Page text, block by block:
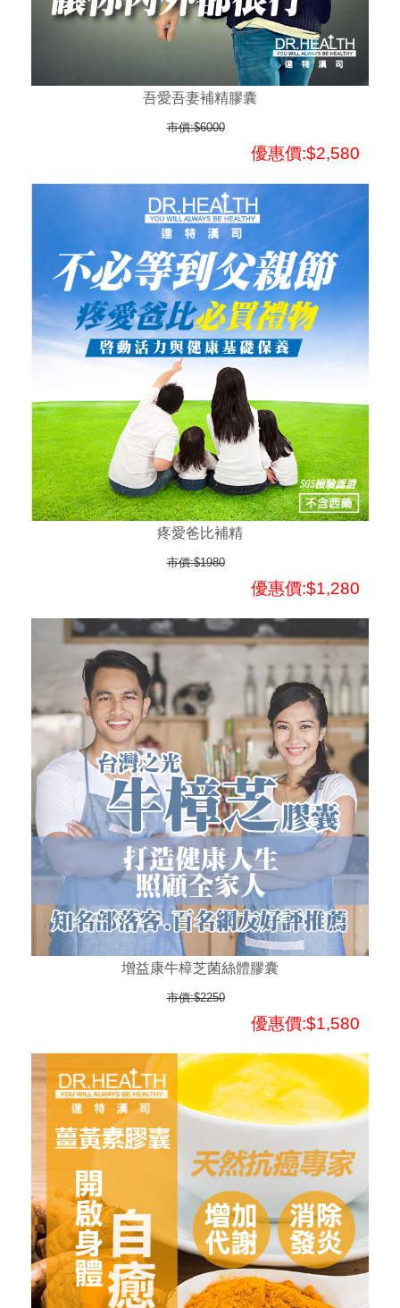
吾愛吾妻補精膠囊
市價:$6000
優惠價:$2,580
疼愛爸比補精
市價:$1980
優惠價:$1,280
增益康牛樟芝菌絲體膠囊
市價:$2250
優惠價:$1,580